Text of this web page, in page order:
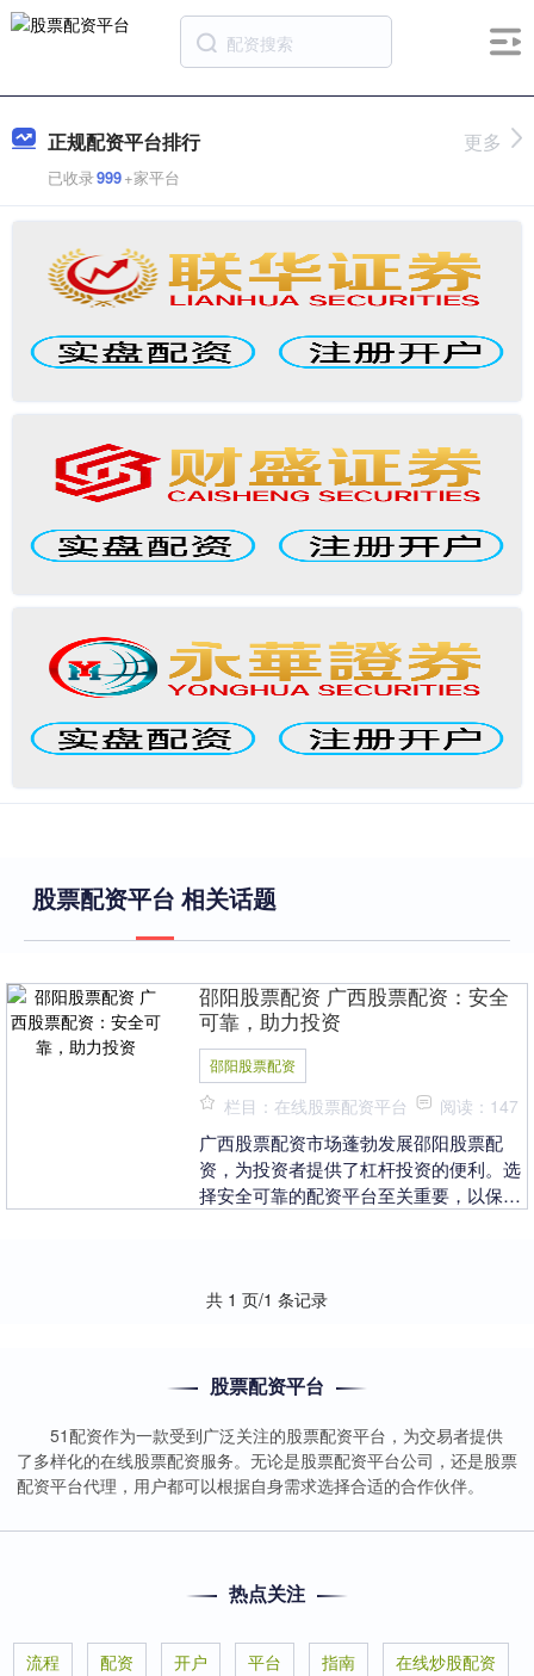
正规配资平台排行
已收录999+家平台
更多
股票配资平台 相关话题
邵阳股票配资 广西股票配资：安全
可靠，助力投资
邵阳股票配资
栏目：在线股票配资平台 阅读：147
广西股票配资市场蓬勃发展邵阳股票配
资，为投资者提供了杠杆投资的便利。选
择安全可靠的配资平台至关重要，以保障
共 1 页/1 条记录
股票配资平台
51配资作为一款受到广泛关注的股票配资平台，为交易者提供
了多样化的在线股票配资服务。无论是股票配资平台公司，还是股票
配资平台代理，用户都可以根据自身需求选择合适的合作伙伴。
热点关注
流程 配资 开户 平台 指南 在线炒股配资